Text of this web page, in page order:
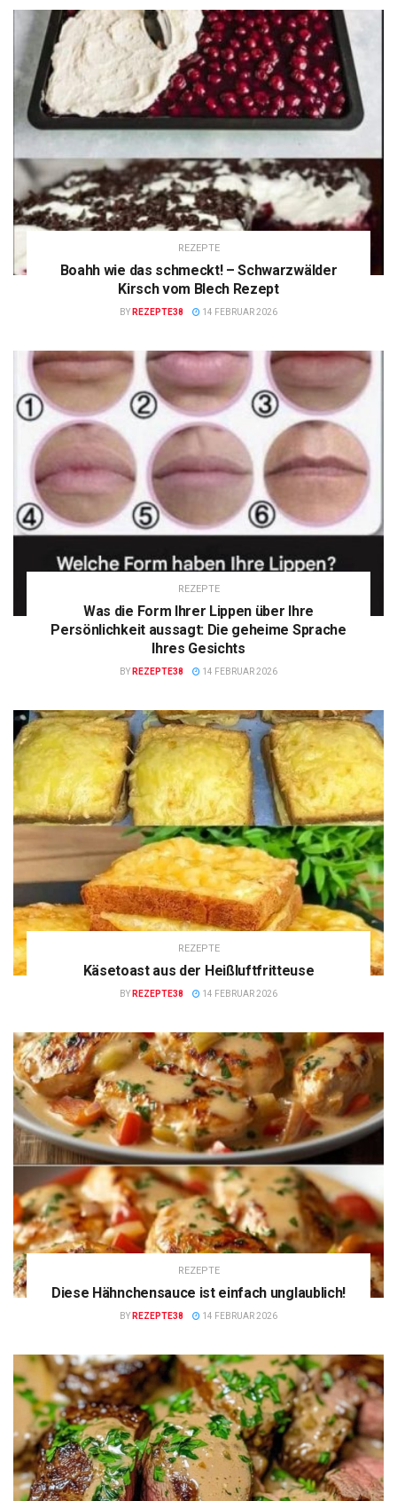
REZEPTE
Boahh wie das schmeckt! – Schwarzwälder
Kirsch vom Blech Rezept
BY REZEPTE38 14 FEBRUAR 2026
REZEPTE
Was die Form Ihrer Lippen über Ihre
Persönlichkeit aussagt: Die geheime Sprache
Ihres Gesichts
BY REZEPTE38 14 FEBRUAR 2026
REZEPTE
Käsetoast aus der Heißluftfritteuse
BY REZEPTE38 14 FEBRUAR 2026
REZEPTE
Diese Hähnchensauce ist einfach unglaublich!
BY REZEPTE38 14 FEBRUAR 2026